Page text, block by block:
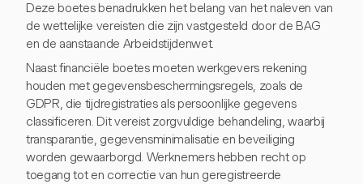
Deze boetes benadrukken het belang van het naleven van
de wettelijke vereisten die zijn vastgesteld door de BAG
en de aanstaande Arbeidstijdenwet.
Naast financiële boetes moeten werkgevers rekening
houden met gegevensbeschermingsregels, zoals de
GDPR, die tijdregistraties als persoonlijke gegevens
classificeren. Dit vereist zorgvuldige behandeling, waarbij
transparantie, gegevensminimalisatie en beveiliging
worden gewaarborgd. Werknemers hebben recht op
toegang tot en correctie van hun geregistreerde